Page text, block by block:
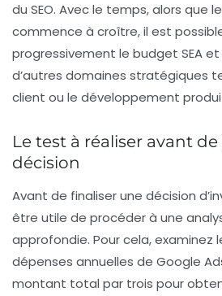
du SEO. Avec le temps, alors que
commence à croître, il est
progressivement le budget SEA
d’autres domaines stratégiques
client ou le développement
Le test à réaliser avant
décision
Avant de finaliser une décision
être utile de procéder à une
approfondie. Pour cela, examinez
dépenses annuelles de Google
montant total par trois pour